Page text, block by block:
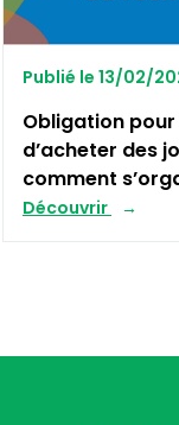
Publié le 13/02/
Obligation
d’acheter des
comment
Découvrir